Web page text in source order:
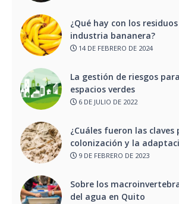
¿Qué hay con los
industria bananera?
14 DE FEBRERO DE 2024
La gestión de riesgos
espacios verdes
6 DE JULIO DE 2022
¿Cuáles fueron las claves
colonización y la
9 DE FEBRERO DE 2023
Sobre los
del agua en Quito